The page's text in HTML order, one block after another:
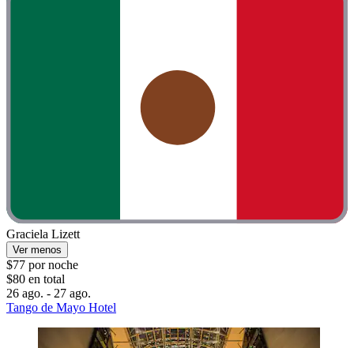
Graciela Lizett
Ver menos
$77 por noche
$80 en total
26 ago. - 27 ago.
Tango de Mayo Hotel